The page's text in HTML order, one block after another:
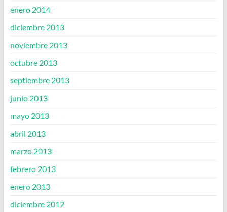
enero 2014
diciembre 2013
noviembre 2013
octubre 2013
septiembre 2013
junio 2013
mayo 2013
abril 2013
marzo 2013
febrero 2013
enero 2013
diciembre 2012